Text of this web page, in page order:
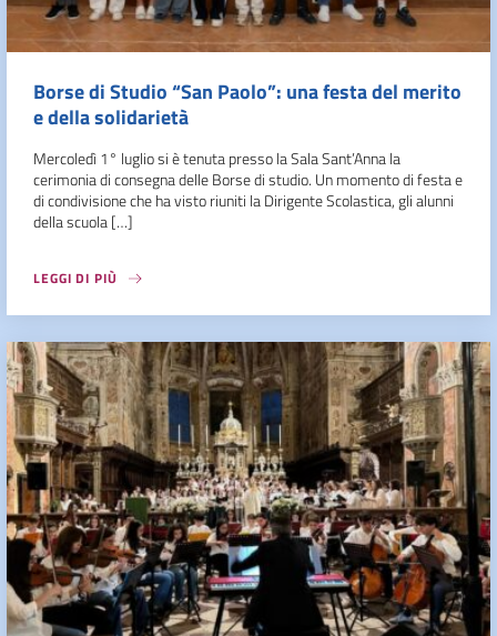
Borse di Studio “San Paolo”: una festa del merito
e della solidarietà
Mercoledì 1° luglio si è tenuta presso la Sala Sant’Anna la
cerimonia di consegna delle Borse di studio. Un momento di festa e
di condivisione che ha visto riuniti la Dirigente Scolastica, gli alunni
della scuola […]
LEGGI DI PIÙ